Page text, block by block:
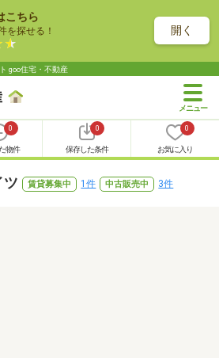
こちら
を探せる！ 開く
goo住宅・不動産
0
物件
0
保存した条件
0
お気に入り
ツ 賃貸募集中 1件 中古販売中 3件